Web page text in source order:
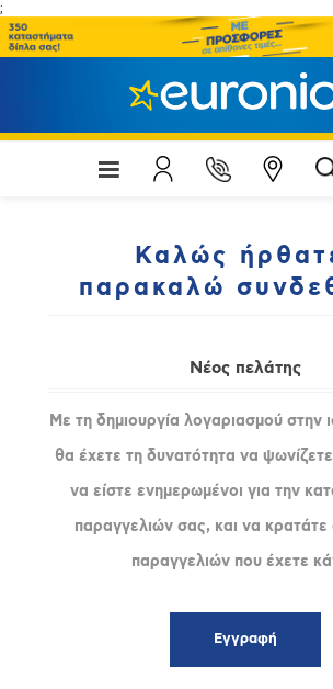
;
Καλώς
παρακαλώ
Νέος πελάτης
Με τη δημιουργία λογαριασμού στην
θα έχετε τη δυνατότητα να
να είστε ενημερωμένοι για την
παραγγελιών σας, και να κρατάτε
παραγγελιών που έχετε